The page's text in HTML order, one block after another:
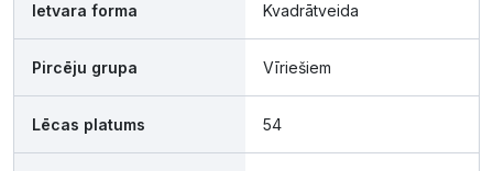
Ietvara forma Kvadrātveida
Pircēju grupa Vīriešiem
Lēcas platums 54